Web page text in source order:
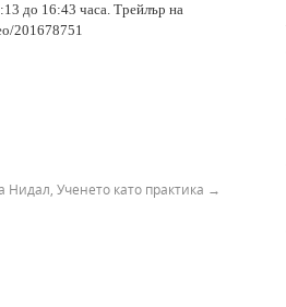
до 16:43 часа. Трейлър на
201678751
Нидал, Ученето като практика →